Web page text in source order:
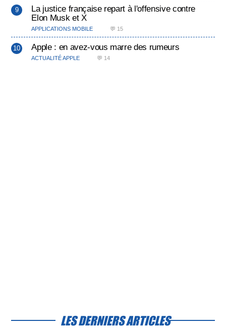
La justice française repart à l'offensive contre
Elon Musk et X
APPLICATIONS MOBILE 💬 15
Apple : en avez-vous marre des rumeurs
ACTUALITÉ APPLE 💬 14
LES DERNIERS ARTICLES